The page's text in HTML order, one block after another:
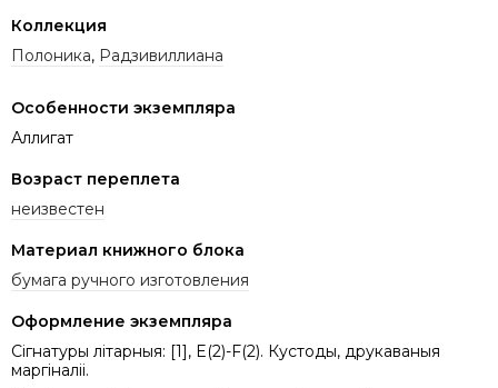
Коллекция
Полоника, Радзивиллиана
Особенности экземпляра
Аллигат
Возраст переплета
неизвестен
Материал книжного блока
бумага ручного изготовления
Оформление экземпляра
Сігнатуры літарныя: [1], E(2)-F(2). Кустоды, друкаваныя
маргіналіі.